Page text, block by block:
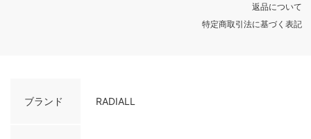
返品について
特定商取引法に基づく表記
ブランド RADIALL